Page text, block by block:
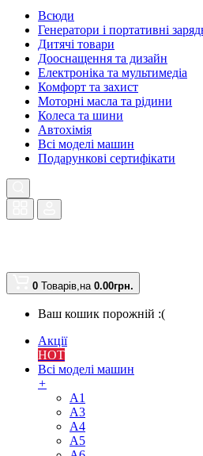
Всюди
Генератори і портативні
Дитячі товари
Дооснащення та дизайн
Електроніка та мультимедіа
Комфорт та захист
Моторні масла та рідини
Колеса та шини
Автохімія
Всі моделі машин
Подарункові сертифікати
0 Товарів,на 0.00грн.
Ваш кошик порожній :(
Акції
HOT
Всі моделі машин
+
A1
A3
A4
A5